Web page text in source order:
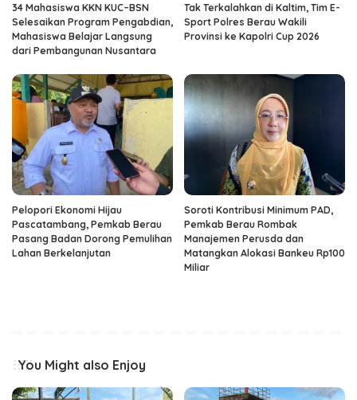
34 Mahasiswa KKN KUC–BSN
Selesaikan Program Pengabdian,
Mahasiswa Belajar Langsung
dari Pembangunan Nusantara
Tak Terkalahkan di Kaltim, Tim E-
Sport Polres Berau Wakili
Provinsi ke Kapolri Cup 2026
Pelopori Ekonomi Hijau
Pascatambang, Pemkab Berau
Pasang Badan Dorong Pemulihan
Lahan Berkelanjutan
Soroti Kontribusi Minimum PAD,
Pemkab Berau Rombak
Manajemen Perusda dan
Matangkan Alokasi Bankeu Rp100
Miliar
You Might also Enjoy